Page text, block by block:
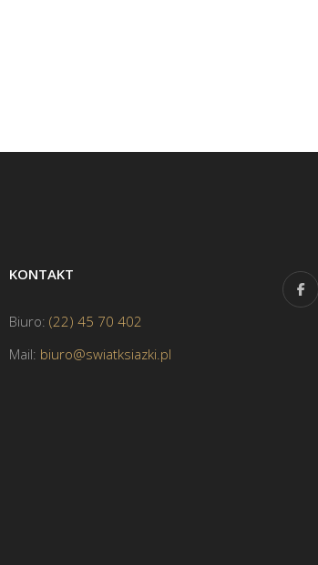
KONTAKT
Biuro: (22) 45 70 402
Mail: biuro@swiatksiazki.pl